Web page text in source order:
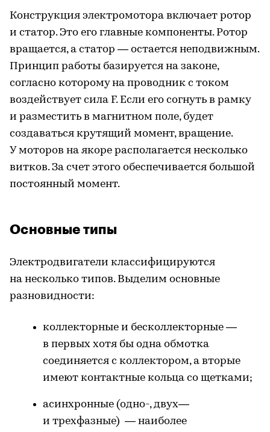
Конструкция электромотора включает ротор
и статор. Это его главные компоненты. Ротор
вращается, а статор — остается неподвижным.
Принцип работы базируется на законе,
согласно которому на проводник с током
воздействует сила F. Если его согнуть в рамку
и разместить в магнитном поле, будет
создаваться крутящий момент, вращение.
У моторов на якоре располагается несколько
витков. За счет этого обеспечивается большой
постоянный момент.
Основные типы
Электродвигатели классифицируются
на несколько типов. Выделим основные
разновидности:
коллекторные и бесколлекторные —
в первых хотя бы одна обмотка
соединяется с коллектором, а вторые
имеют контактные кольца со щетками;
асинхронные (одно-, двух—
и трехфазные) — наиболее